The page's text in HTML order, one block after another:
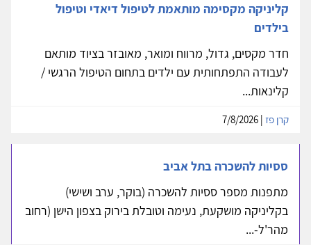
קליניקה מקסימה מותאמת לטיפול דיאדי וטיפול
בילדים
חדר מקסים, גדול, מרווח ומואר, מאובזר בציוד מותאם
לעבודה התפתחותית עם ילדים בתחום הטיפול הרגשי /
קלינאות...
קרן פז
ססיות להשכרה בתל אביב
מתפנות מספר ססיות להשכרה (בוקר, ערב ושישי)
בקליניקה מושקעת, נעימה וטובלת בירוק בצפון הישן (רחוב
מהר'ל-...